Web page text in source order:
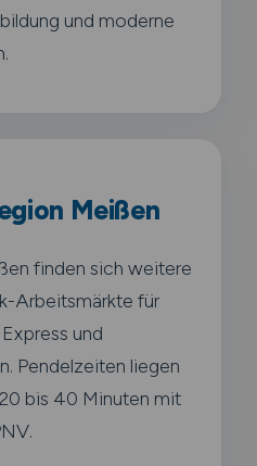
und moderne
Meißen
finden sich weitere
Arbeitsmärkte für
und
Pendelzeiten liegen
bis 40 Minuten mit